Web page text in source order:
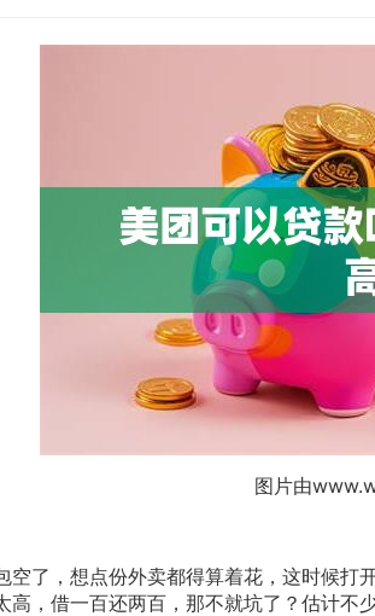
图片由
空了，想点份外卖都得算着花，这时候打
高，借一百还两百，那不就坑了？估计不